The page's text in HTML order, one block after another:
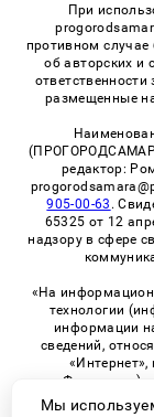
При
противном
об авторских и
размещенные
редактор:
905-00-63 .
65325 от 12
надзору в сфере
«На
технологии
информации
сведений,
технологий в
Мы